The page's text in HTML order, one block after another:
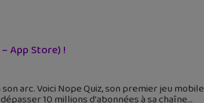
App Store) !
arc. Voici Nope Quiz, son premier jeu mobile
10 millions d'abonnées à sa chaîne